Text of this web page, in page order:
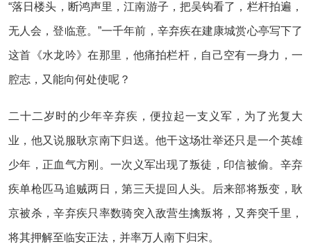
“落日楼头，断鸿声里，江南游子，把吴钩看了，栏杆拍遍，
无人会，登临意。”一千年前，辛弃疾在建康城赏心亭写下了
这首《水龙吟》在那里，他痛拍栏杆，自己空有一身力，一
腔志，又能向何处使呢？
二十二岁时的少年辛弃疾，便拉起一支义军，为了光复大
业，他又说服耿京南下归送。他干这场壮举还只是一个英雄
少年，正血气方刚。一次义军出现了叛徒，印信被偷。辛弃
疾单枪匹马追贼两日，第三天提回人头。后来部将叛变，耿
京被杀，辛弃疾只率数骑突入敌营生擒叛将，又奔突千里，
将其押解至临安正法，并率万人南下归宋。